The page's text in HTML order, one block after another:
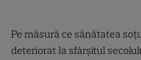
Pe măsură ce sănătatea
deteriorat la sfârșitul